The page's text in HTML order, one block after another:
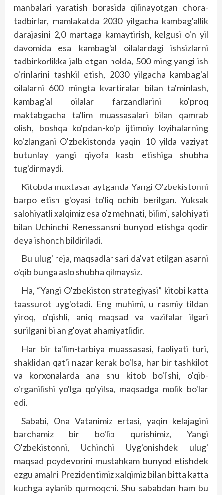
manbalari yaratish borasida qilinayotgan chora-
tadbirlar, mamlakatda 2030 yilgacha kambag'allik
darajasini 2,0 martaga kamaytirish, kelgusi o'n yil
davomida esa kambag'al oilalardagi ishsizlarni
tadbirkorlikka jalb etgan holda, 500 ming yangi ish
o'rinlarini tashkil etish, 2030 yilgacha kambag'al
oilalarni 600 mingta kvartiralar bilan ta'minlash,
kambag'al oilalar farzandlarini ko'proq
maktabgacha ta'lim muassasalari bilan qamrab
olish, boshqa ko'pdan-ko'p ijtimoiy loyihalarning
ko'zlangani O'zbekis­tonda yaqin 10 yilda vaziyat
butunlay yangi qiyo­­fa kasb etishiga shubha
tug'dirmaydi.
Kitobda muxtasar aytganda Yangi O'zbekis­tonni
barpo etish g'oyasi to'liq ochib berilgan. Yuksak
salohiyatli xalqimiz esa o'z mehnati, bilimi, salohiyati
bilan Uchinchi Renessansni bunyod etishga qodir
deya ishonch bildiriladi.
Bu ulug' reja, maqsadlar sari da'vat etilgan asarni
o'qib bunga aslo shubha qilmaysiz.
Ha, “Yangi O'zbekiston strategiyasi” kitobi katta
taassurot uyg'otadi. Eng muhimi, u rasmiy tildan
yiroq, o'qishli, aniq maqsad va vazifalar ilgari
surilgani bilan g'oyat ahamiyatlidir.
Har bir ta'lim-tarbiya muassasasi, faoliyati turi,
shaklidan qat'i nazar kerak bo'lsa, har bir tashkilot
va korxonalarda ana shu kitob bo'lishi, o'qib-
o'rganilishi yo'lga qo'yilsa, maqsadga molik bo'lar
edi.
Sababi, Ona Vatanimiz ertasi, yaqin kelajagini
barchamiz bir bo'lib qurishimiz, Yangi
O'zbekistonni, Uchinchi Uyg'onishdek ulug'
maqsad poydevorini mustahkam bunyod etishdek
ezgu amalni Prezidentimiz xalqimiz bilan bitta katta
kuchga aylanib qurmoqchi. Shu sababdan ham bu